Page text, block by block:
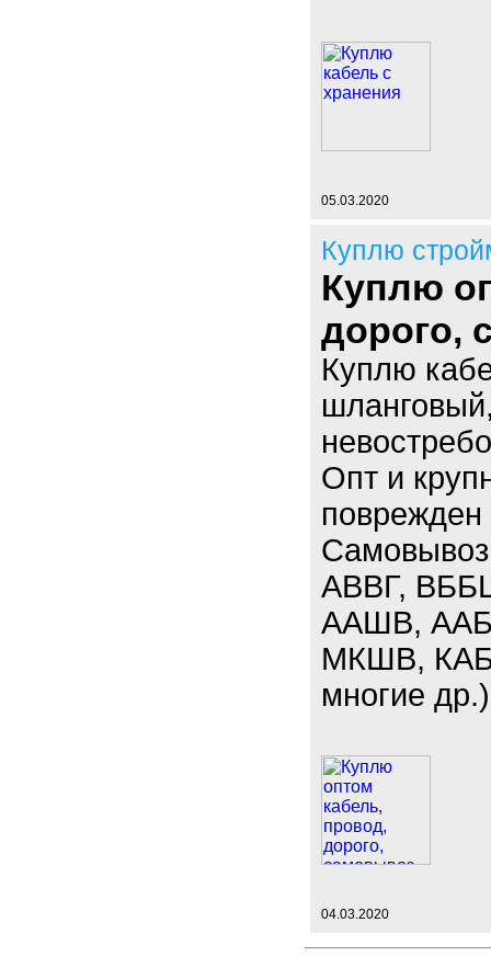
05.03.2020
Куплю
Куплю
дорого,
Куплю
Опт и
поврежден
АВВГ,
ААШВ,
МКШВ,
многие
04.03.2020